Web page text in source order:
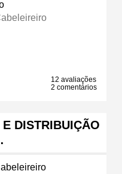
12 avaliações
2 comentários
DISTRIBUIÇÃO